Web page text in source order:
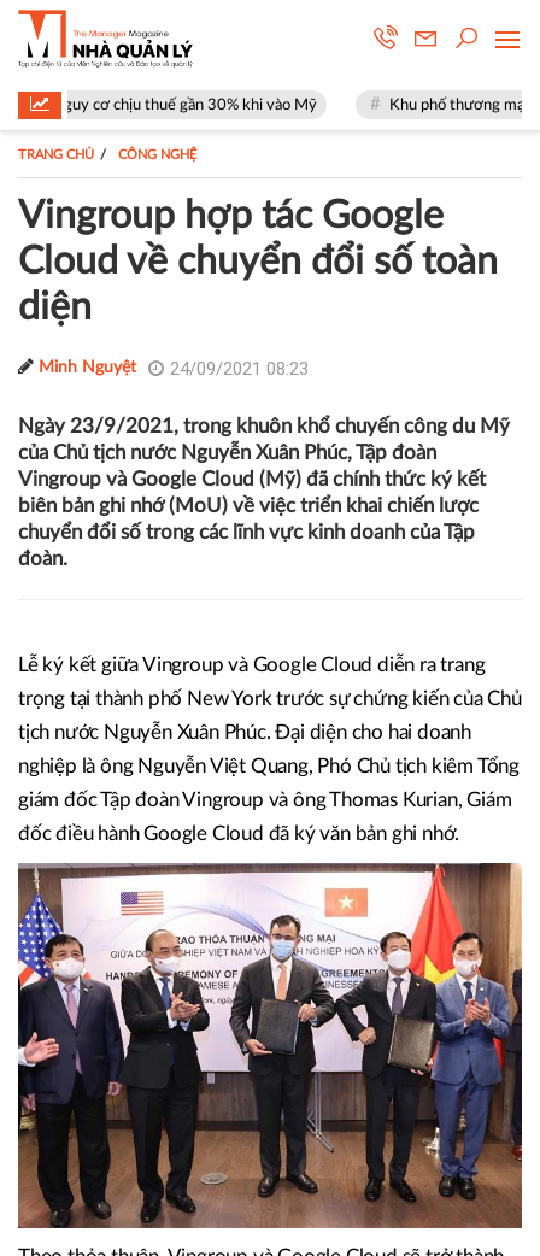
chịu thuế gần 30% khi vào Mỹ Khu phố thương mại SOHO tại The
TRANG CHỦ CÔNG NGHỆ
Vingroup hợp tác Google
Cloud về chuyển đổi số toàn
diện
Minh Nguyệt 24/09/2021 08:23
Ngày 23/9/2021, trong khuôn khổ chuyến công du Mỹ
của Chủ tịch nước Nguyễn Xuân Phúc, Tập đoàn
Vingroup và Google Cloud (Mỹ) đã chính thức ký kết
biên bản ghi nhớ (MoU) về việc triển khai chiến lược
chuyển đổi số trong các lĩnh vực kinh doanh của Tập
đoàn.
Lễ ký kết giữa Vingroup và Google Cloud diễn ra trang
trọng tại thành phố New York trước sự chứng kiến của Chủ
tịch nước Nguyễn Xuân Phúc. Đại diện cho hai doanh
nghiệp là ông Nguyễn Việt Quang, Phó Chủ tịch kiêm Tổng
giám đốc Tập đoàn Vingroup và ông Thomas Kurian, Giám
đốc điều hành Google Cloud đã ký văn bản ghi nhớ.